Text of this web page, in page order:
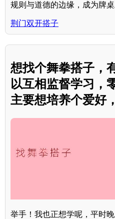
规则与道德的边缘，成为牌桌
荆门双开搭子
想找个舞拳搭子，
以互相监督学习，
主要想培养个爱好
举手！我也正想学呢，平时